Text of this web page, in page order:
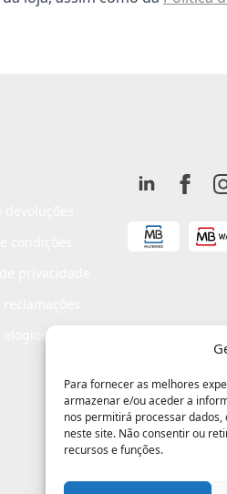
Para fornecer as melhores
armazenar e/ou aceder a
nos permitirá processar
neste site. Não consentir ou
recursos e funções.
elogios